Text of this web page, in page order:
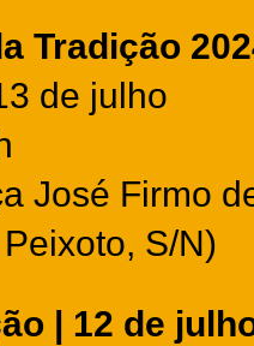
Tradição
de julho
José Firmo
S/N)
| 12 de